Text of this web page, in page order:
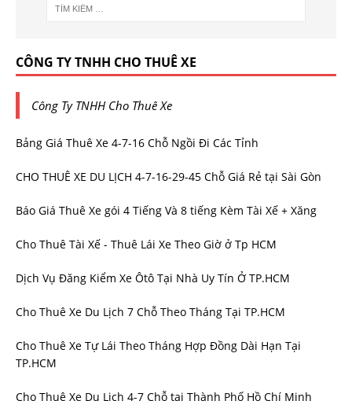
CÔNG TY TNHH CHO THUÊ XE
Công Ty TNHH Cho Thuê Xe
Bảng Giá Thuê Xe 4-7-16 Chỗ Ngồi Đi Các Tỉnh
CHO THUÊ XE DU LỊCH 4-7-16-29-45 Chỗ Giá Rẻ tại Sài Gòn
Báo Giá Thuê Xe gói 4 Tiếng Và 8 tiếng Kèm Tài Xế + Xăng
Cho Thuê Tài Xế - Thuê Lái Xe Theo Giờ ở Tp HCM
Dịch Vụ Đăng Kiểm Xe Ôtô Tại Nhà Uy Tín Ở TP.HCM
Cho Thuê Xe Du Lịch 7 Chỗ Theo Tháng Tại TP.HCM
Cho Thuê Xe Tự Lái Theo Tháng Hợp Đồng Dài Hạn Tại
TP.HCM
Cho Thuê Xe Du Lịch 4-7 Chỗ tại Thành Phố Hồ Chí Minh